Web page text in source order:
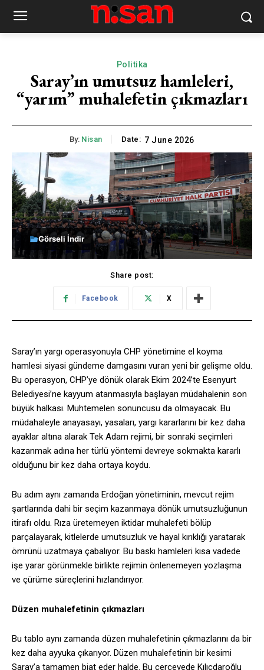
Politika
Saray’ın umutsuz hamleleri,
“yarım” muhalefetin çıkmazları
By: Nisan Date: 7 June 2026
Görseli İndir
Share post:
Facebook X
Saray’ın yargı operasyonuyla CHP yönetimine el koyma
hamlesi siyasi gündeme damgasını vuran yeni bir gelişme oldu.
Bu operasyon, CHP’ye dönük olarak Ekim 2024’te Esenyurt
Belediyesi’ne kayyum atanmasıyla başlayan müdahalenin son
büyük halkası. Muhtemelen sonuncusu da olmayacak. Bu
müdahaleyle anayasayı, yasaları, yargı kararlarını bir kez daha
ayaklar altına alarak Tek Adam rejimi, bir sonraki seçimleri
kazanmak adına her türlü yöntemi devreye sokmakta kararlı
olduğunu bir kez daha ortaya koydu.
Bu adım aynı zamanda Erdoğan yönetiminin, mevcut rejim
şartlarında dahi bir seçim kazanmaya dönük umutsuzluğunun
itirafı oldu. Rıza üretemeyen iktidar muhalefeti bölüp
parçalayarak, kitlelerde umutsuzluk ve hayal kırıklığı yaratarak
ömrünü uzatmaya çabalıyor. Bu baskı hamleleri kısa vadede
işe yarar görünmekle birlikte rejimin önlenemeyen yozlaşma
ve çürüme süreçlerini hızlandırıyor.
Düzen muhalefetinin çıkmazları
Bu tablo aynı zamanda düzen muhalefetinin çıkmazlarını da bir
kez daha ayyuka çıkarıyor. Düzen muhalefetinin bir kesimi
Saray’a tamamen biat eder halde. Bu çerçevede Kılıçdaroğlu